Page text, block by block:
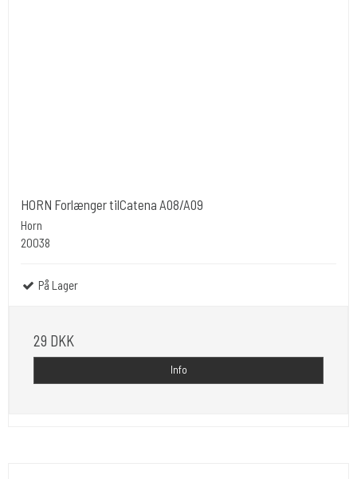
HORN Forlænger tilCatena A08/A09
Horn
20038
På Lager
29 DKK
Info